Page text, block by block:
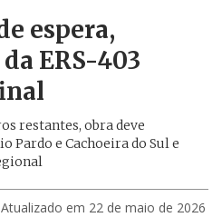
espera,
ERS-403
restantes, obra deve
Pardo e Cachoeira do Sul e
em 22 de maio de 2026